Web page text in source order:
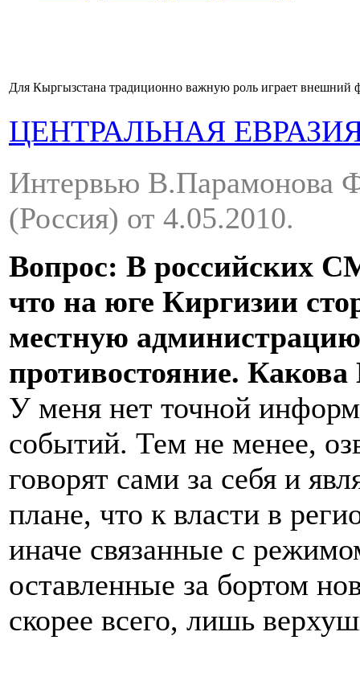
Для Кыргызстана традиционно важную роль играет внешний
ЦЕНТРАЛЬНАЯ
Интервью В.Парамонова
(Россия) от 4.05.2010.
Вопрос: В российских
что на юге Киргизии
местную
противостояние.
У меня нет точной
событий. Тем не менее,
говорят сами за себя и
плане, что к власти в
иначе связанные с
оставленные за бортом
скорее всего, лишь